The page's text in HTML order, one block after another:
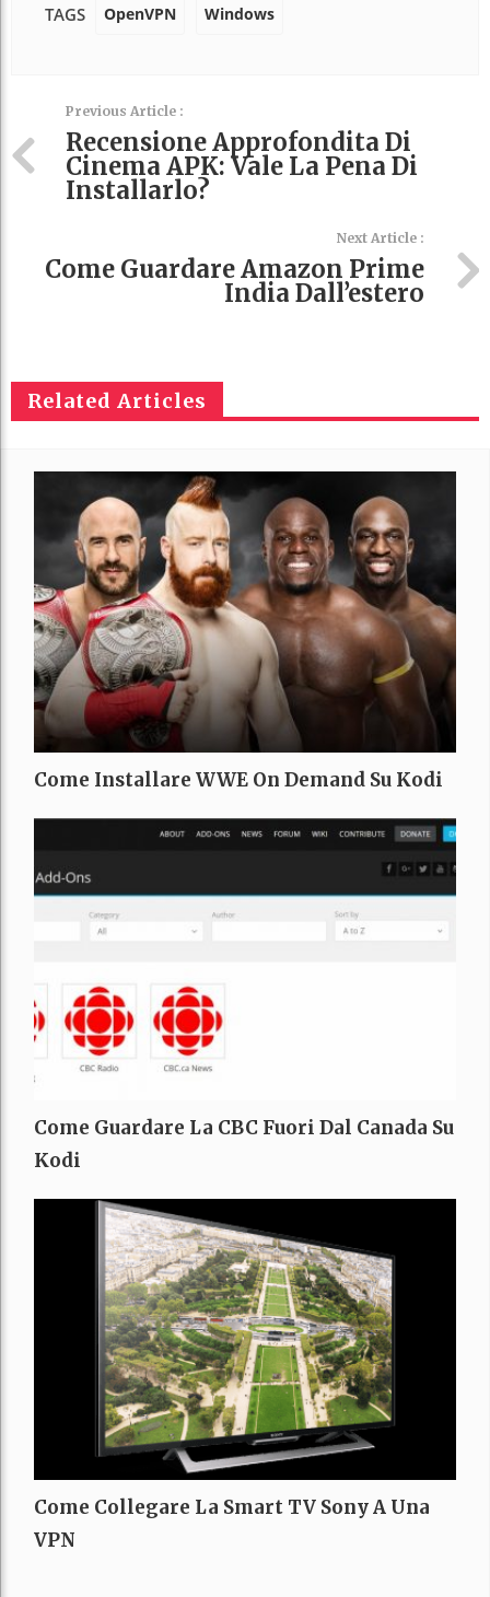
TAGS OpenVPN Windows
Previous Article :
Recensione Approfondita Di
Cinema APK: Vale La Pena Di
Installarlo?
Next Article :
Come Guardare Amazon Prime
India Dall’estero
Related Articles
Come Installare WWE On Demand Su Kodi
Come Guardare La CBC Fuori Dal Canada Su
Kodi
Come Collegare La Smart TV Sony A Una
VPN